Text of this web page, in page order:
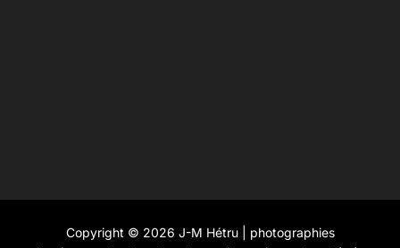
Copyright © 2026 J-M Hétru | photographies